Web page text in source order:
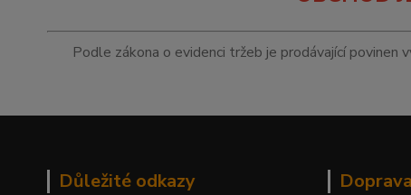
Podle zákona o evidenci tržeb je prodávající
Důležité odkazy Doprava